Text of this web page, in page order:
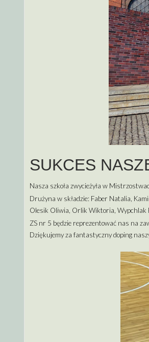
SUKCES
Nasza szkoła zwycieżyła w
Drużyna w składzie: Faber Natalia,
Olesik Oliwia, Orlik Wiktoria, Wypchlak
ZS nr 5 będzie reprezentować nas na
Dziękujemy za fantastyczny doping